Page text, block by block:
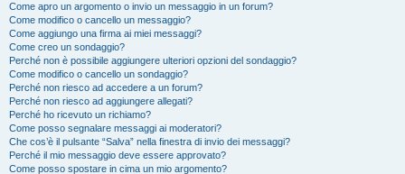
Come apro un argomento o invio un messaggio in un forum?
Come modifico o cancello un messaggio?
Come aggiungo una firma ai miei messaggi?
Come creo un sondaggio?
Perché non è possibile aggiungere ulteriori opzioni del sondaggio?
Come modifico o cancello un sondaggio?
Perché non riesco ad accedere a un forum?
Perché non riesco ad aggiungere allegati?
Perché ho ricevuto un richiamo?
Come posso segnalare messaggi ai moderatori?
Che cos’è il pulsante “Salva” nella finestra di invio dei messaggi?
Perché il mio messaggio deve essere approvato?
Come posso spostare in cima un mio argomento?